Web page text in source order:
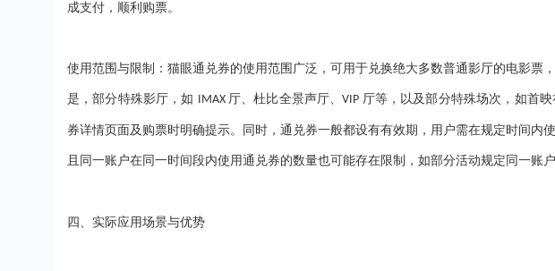
成支付，顺利购票。
使用范围与限制：猫眼通兑券的使用范围广泛，可用于兑换绝大多数普通影厅的电影票
是，部分特殊影厅，如 IMAX 厅、杜比全景声厅、VIP 厅等，以及部分特殊场次，如首
券详情页面及购票时明确提示。同时，通兑券一般都设有有效期，用户需在规定时间内
且同一账户在同一时间段内使用通兑券的数量也可能存在限制，如部分活动规定同一账
四、 实际应用场景与优势